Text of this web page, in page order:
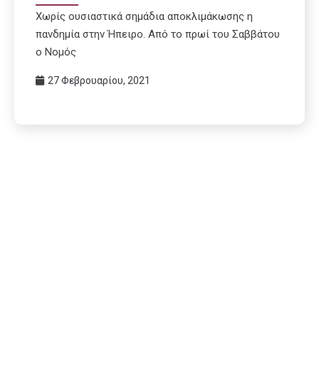
Χωρίς ουσιαστικά σημάδια αποκλιμάκωσης η
πανδημία στην Ήπειρο. Από το πρωί του Σαββάτου
ο Νομός
27 Φεβρουαρίου, 2021